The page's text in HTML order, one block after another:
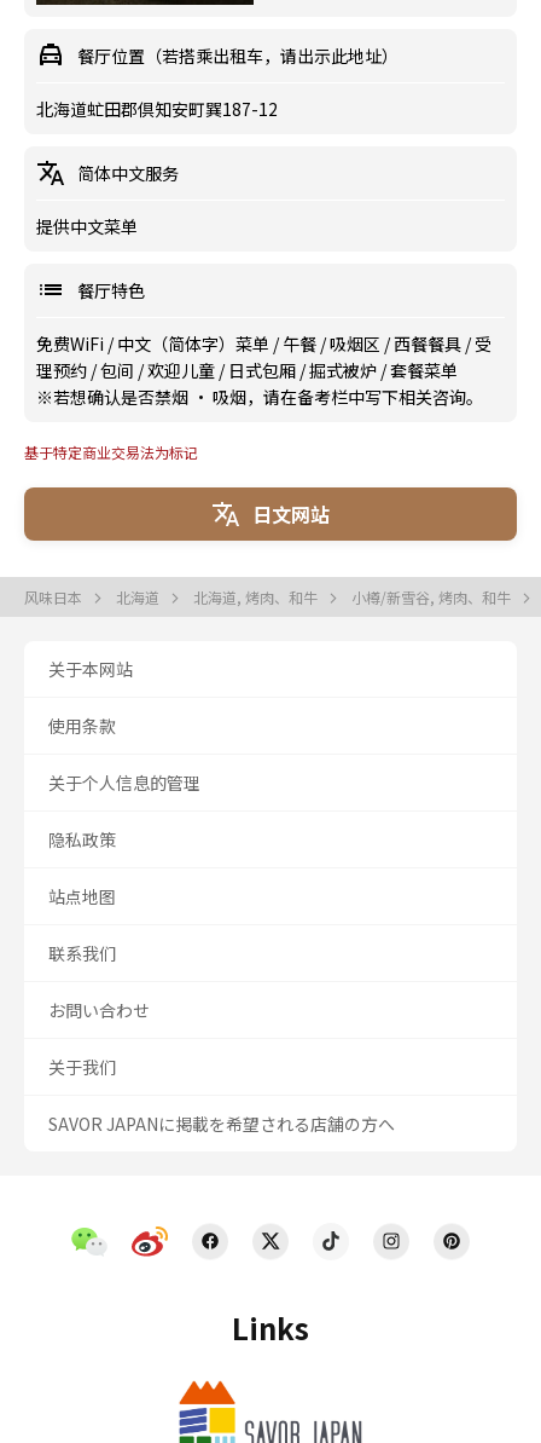
餐厅位置（若搭乘出租车，请出示此地址）
北海道虻田郡倶知安町巽187-12
简体中文服务
提供中文菜单
餐厅特色
免费WiFi /中文（简体字）菜单 /午餐 /吸烟区 /西餐餐具 /受
理预约 /包间 /欢迎儿童 / 日式包厢 /掘式被炉 /套餐菜单
※若想确认是否禁烟 · 吸烟，请在备考栏中写下相关咨询。
基于特定商业交易法为标记
日文网站
风味日本 北海道 北海道, 烤肉、和牛 小樽/新雪谷, 烤肉、和牛
Links
关于本网站
使用条款
关于个人信息的管理
隐私政策
站点地图
联系我们
お問い合わせ
关于我们
SAVOR JAPANに掲載を希望される店舗の方へ